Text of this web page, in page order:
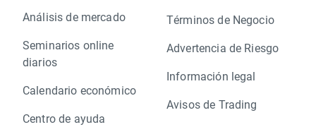
Análisis de mercado
Seminarios online
diarios
Calendario económico
Centro de ayuda
Términos de Negocio
Advertencia de Riesgo
Información legal
Avisos de Trading